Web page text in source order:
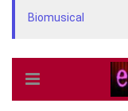
Biomusical
More Entradas for